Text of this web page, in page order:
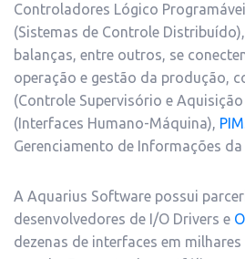
Controladores Lógico
(Sistemas de Controle
balanças, entre outros, se
operação e gestão da produção,
(Controle Supervisório e
(Interfaces Humano-Máquina),
Gerenciamento de Informações da
A Aquarius Software possui
desenvolvedores de I/O Drivers e
dezenas de interfaces em